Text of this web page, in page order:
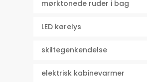
mørktonede ruder i bag
LED kørelys
skiltegenkendelse
elektrisk kabinevarmer